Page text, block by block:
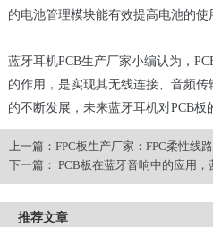
的电池管理模块能有效提高电池的使
蓝牙耳机PCB生产厂家小编认为，
的作用，是实现其无线连接、音频
的不断发展，未来蓝牙耳机对PCB板
上一篇： FPC板生产厂家：FPC柔性线
下一篇： PCB板在蓝牙音响中的应用
推荐文章